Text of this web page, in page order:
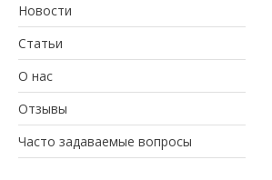
Новости
Статьи
О нас
Отзывы
Часто задаваемые вопросы